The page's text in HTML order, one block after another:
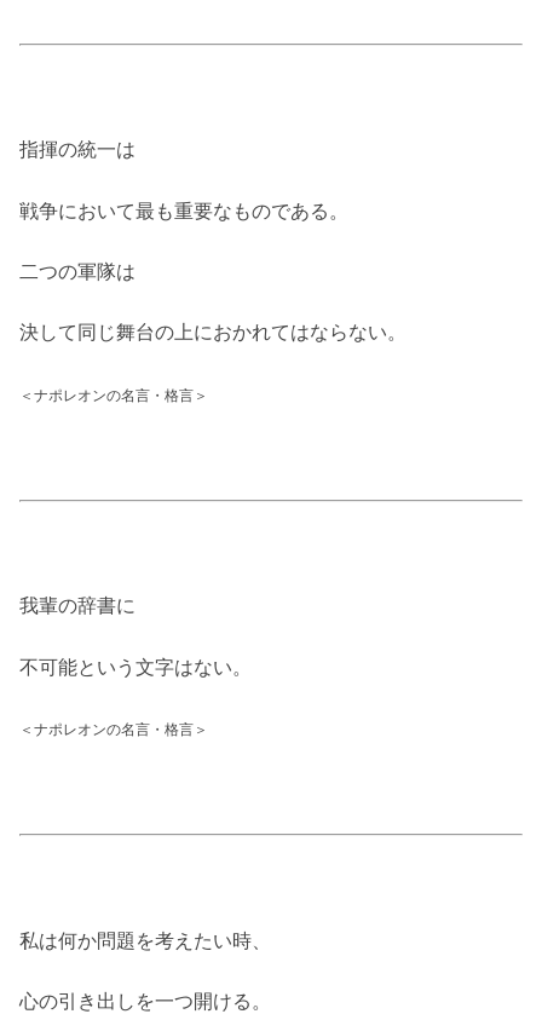
指揮の統一は
戦争において最も重要なものである。
二つの軍隊は
決して同じ舞台の上におかれてはならない。
＜ナポレオンの名言・格言＞
我輩の辞書に
不可能という文字はない。
＜ナポレオンの名言・格言＞
私は何か問題を考えたい時、
心の引き出しを一つ開ける。